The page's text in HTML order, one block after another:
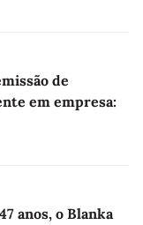
de
em empresa:
anos, o Blanka